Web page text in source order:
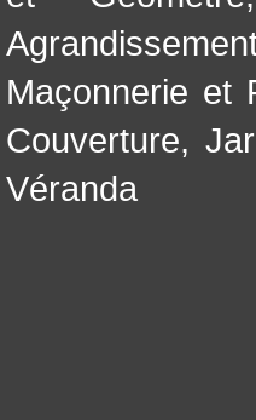
Maçonnerie et
Couverture,
Véranda